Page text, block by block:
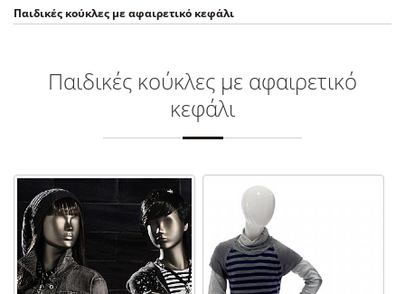
Παιδικές κούκλες με αφαιρετικό κεφάλι
Παιδικές κούκλες με αφαιρετικό
κεφάλι